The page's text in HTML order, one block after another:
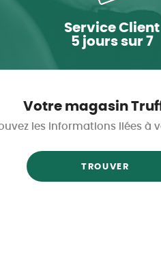
Service Client
5 jours sur 7
Votre magasin
les informations liées à
TROUVER